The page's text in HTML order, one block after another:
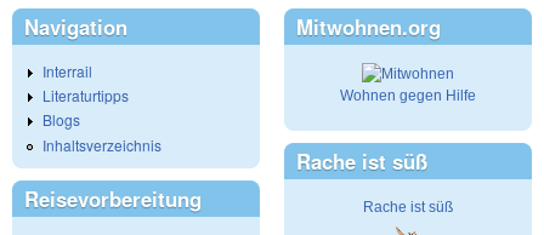
Navigation
Interrail
Literaturtipps
Blogs
Inhaltsverzeichnis
Reisevorbereitung
Mitwohnen.org
Wohnen gegen Hilfe
Rache ist süß
Rache ist süß